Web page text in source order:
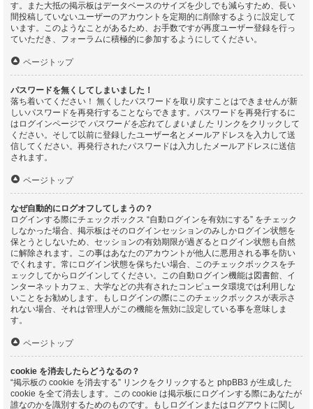
す。また大抵の掲示板はデータベースのサイズを少しでも減らすため、長い
間投稿していないユーザーのアカウントを定期的に削除するように設定して
います。このようなことがあるため、お手数ですが再度ユーザー登録を行っ
ていただき、フォーラムに積極的に参加するようにしてください。
ページトップ
パスワードを無くしてしまいました！
落ち着いてください！ 無くしたパスワードを取り戻すことはできませんが新
しいパスワードを再発行することならできます。パスワードを再発行するに
はログインページで パスワードを忘れてしまいました リンクをクリックして
ください。そして以前に登録したユーザー名とメールアドレスを入力して送
信してください。再発行されたパスワードは入力したメールアドレスに送信
されます。
ページトップ
なぜ自動的にログオフしてしまうの？
ログインする際にチェックボックス “自動ログインを有効にする” をチェック
しなかった場合、掲示板はそのログインセッションのみしかログイン状態を
保とうとしないため、セッションの有効期限が過ぎるとログイン状態も自然
に解除されます。この事はあなたのアカウントが他人に悪用される事を防い
でくれます。常にログイン状態を保ちたい場合、このチェックボックスをチ
ェックしてからログインしてください。この自動ログイン機能は図書館、イ
ンターネットカフェ、大学などの共有されたコンピュータ環境では利用しな
いことをお勧めします。もしログインの際にこのチェックボックスが表示さ
れない場合、それは管理人がこの機能を無効に設定している事を意味しま
す。
ページトップ
cookie を消去したらどうなるの？
“掲示板の cookie を消去する” リンクをクリックすると phpBB3 が生成した
cookie を全て消去します。この cookie は掲示板にログインする際にあなたが
誰なのかを識別するためのものです。もしログインまたはログアウトに関し